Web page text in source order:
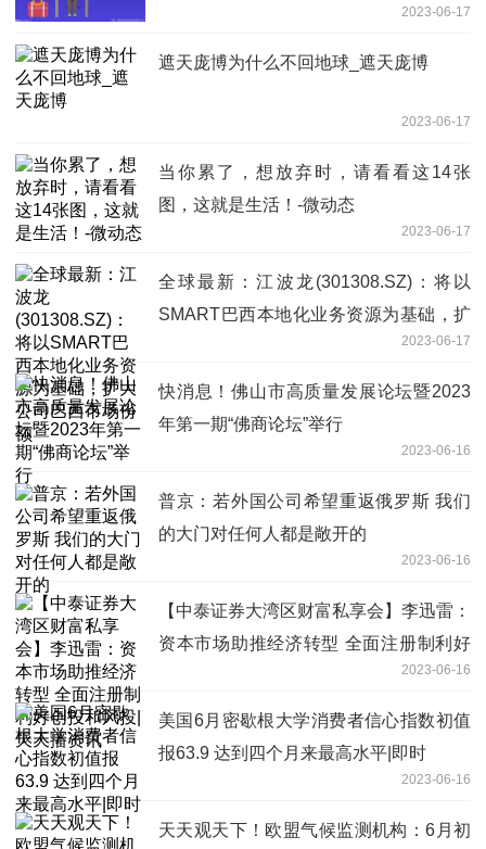
2023-06-17
遮天庞博为什么不回地球_遮天庞博
2023-06-17
当你累了，想放弃时，请看看这14张
图，这就是生活！-微动态
2023-06-17
全球最新：江波龙(301308.SZ)：将以
SMART巴西本地化业务资源为基础，扩
2023-06-17
快消息！佛山市高质量发展论坛暨2023
年第一期“佛商论坛”举行
2023-06-16
普京：若外国公司希望重返俄罗斯 我们
的大门对任何人都是敞开的
2023-06-16
【中泰证券大湾区财富私享会】李迅雷：
资本市场助推经济转型 全面注册制利好
2023-06-16
美国6月密歇根大学消费者信心指数初值
报63.9 达到四个月来最高水平|即时
2023-06-16
天天观天下！欧盟气候监测机构：6月初